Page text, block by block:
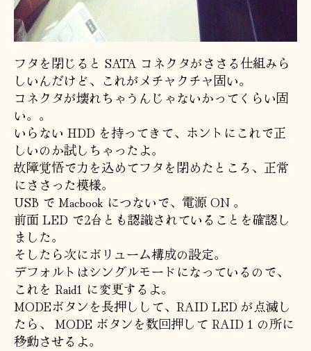
フタを閉じると SATA コネクタがささる仕組みら
しいんだけど、これがメチャクチャ固い。
コネクタが壊れちゃうんじゃないかってくらい固
い。。
いらない HDD を持ってきて、ホントにこれで正
しいのか試しちゃったよ。
故障覚悟で力を込めてフタを閉めたところ、正常
にささった模様。
USB で Macbook につないで、電源 ON 。
前面 LED で2台とも認識されていることを確認し
ました。
そしたら次にボリューム構成の設定。
デフォルトはシングルモードになっているので、
これを Raid1 に変更するよ。
MODEボタンを長押しして、RAID LED が点滅し
たら、 MODE ボタンを数回押して RAID 1 の所に
移動させるよ。